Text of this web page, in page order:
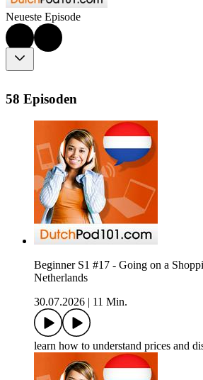
Neueste Episode
58 Episoden
Beginner S1 #17 - Going on a
Netherlands
30.07.2026 | 11 Min.
learn how to understand prices and